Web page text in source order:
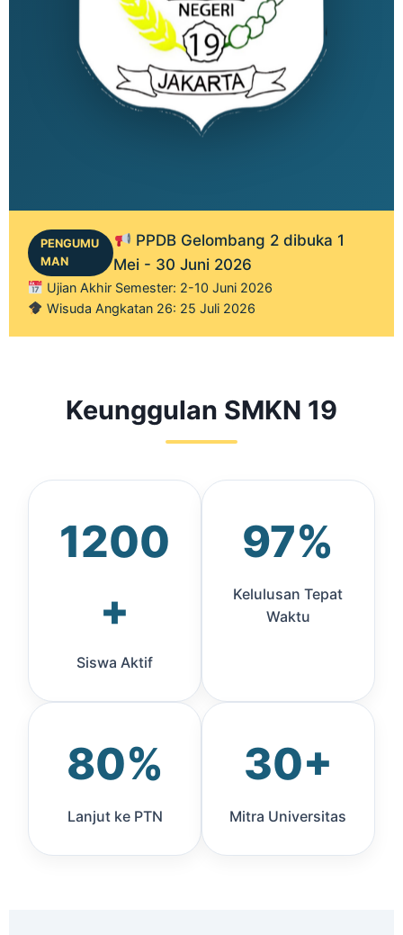
PENGUMU
MAN
PPDB Gelombang 2 dibuka 1
Mei - 30 Juni 2026
Ujian Akhir Semester: 2-10 Juni 2026
Wisuda Angkatan 26: 25 Juli 2026
Keunggulan SMKN 19
1200
+
Siswa Aktif
97%
Kelulusan Tepat
Waktu
80%
Lanjut ke PTN
30+
Mitra Universitas